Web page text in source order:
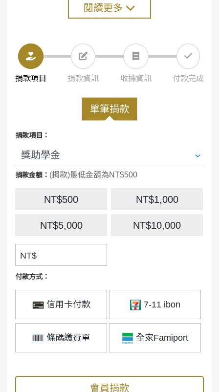
閱讀更多
捐款項目 捐款資訊 收據資訊 付款完成
單筆捐款
捐款項目：
捐款金額： (捐款)最低金額為NT$500
NT$500 NT$1,000
NT$5,000 NT$10,000
NT$
付款方式：
信用卡付款 7-11 ibon
條碼繳費單 全家Famiport
會員捐款